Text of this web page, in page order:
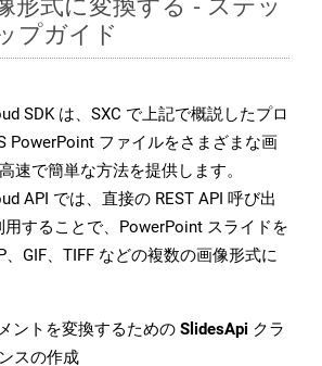
プガイド
SDK は、SXC で上記で概説したプロ
PowerPoint ファイルをさまざまな画
速で簡単な方法を提供します。
API では、直接の REST API 呼び出
用することで、PowerPoint スライドを
、GIF、TIFF などの複数の画像形式に
ントを変換するための SlidesApi クラ
スの作成